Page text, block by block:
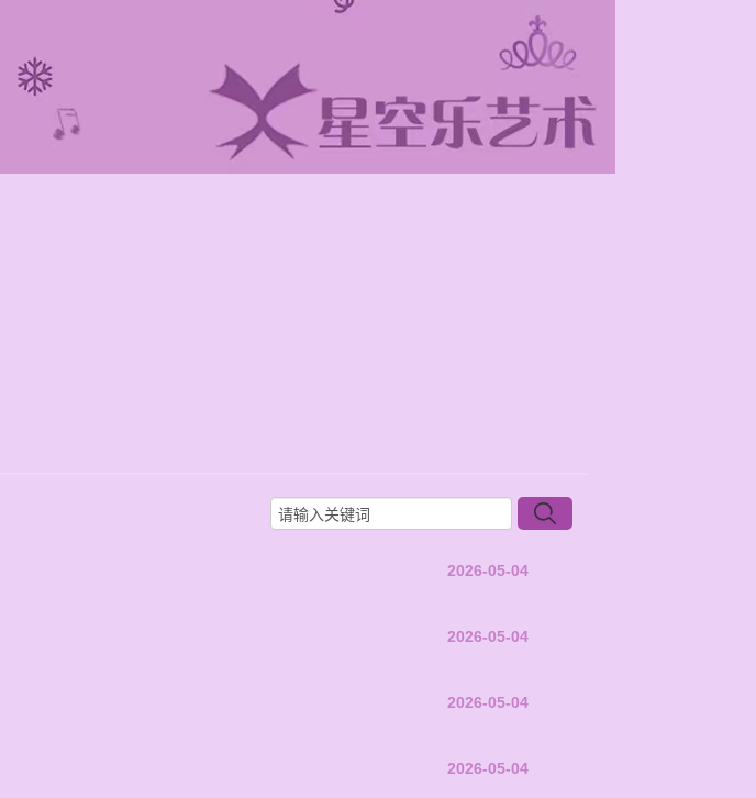
2026-05-04
2026-05-04
2026-05-04
2026-05-04